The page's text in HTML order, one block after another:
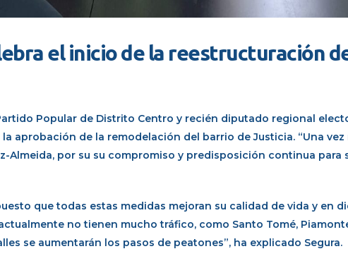
el inicio de la reestructuración
Popular de Distrito Centro y recién diputado regional
aprobación de la remodelación del barrio de Justicia. “Una
Almeida, por su su compromiso y predisposición continua para
que todas estas medidas mejoran su calidad de vida y en
no tienen mucho tráfico, como Santo Tomé,
se aumentarán los pasos de peatones”, ha explicado Segura.